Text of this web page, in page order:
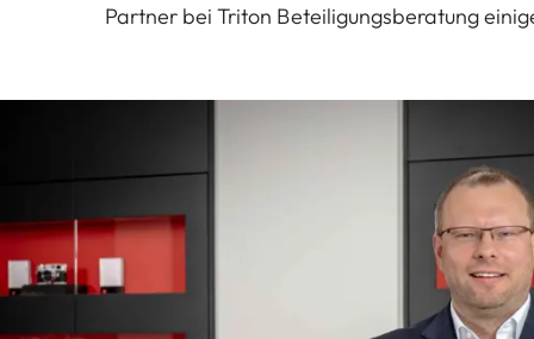
Partner bei Triton Beteiligungsberatung